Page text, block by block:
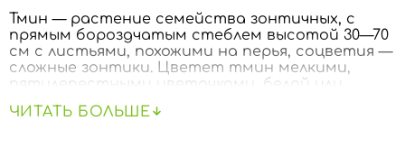
Тмин — растение семейства зонтичных, с
прямым бороздчатым стеблем высотой 30—70
см с листьями, похожими на перья, соцветия —
сложные зонтики. Цветет тмин мелкими,
пятилепестными цветочками, белой или
на июнь-июль, а плоды созревают уже в
ЧИТАТЬ БОЛЬШЕ